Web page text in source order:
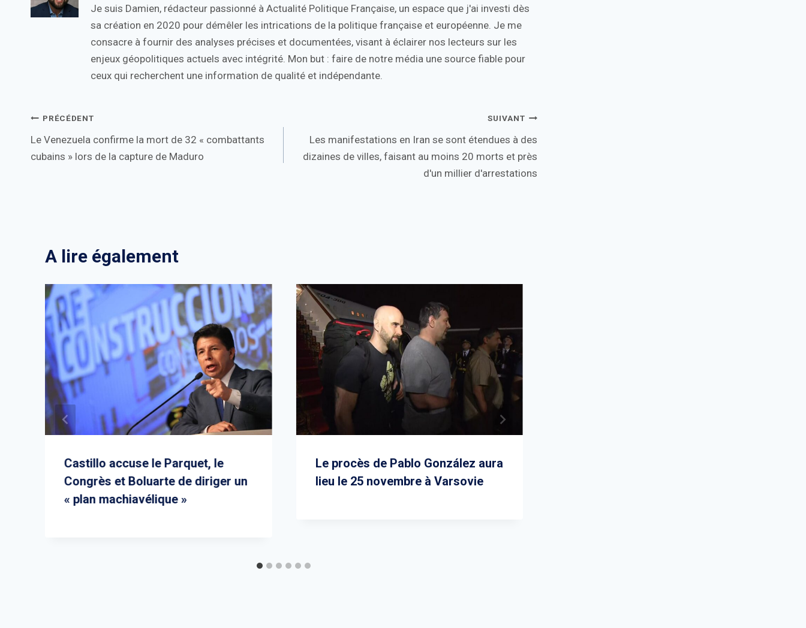
Je suis Damien, rédacteur passionné à Actualité Politique Française, un espace que j'ai investi dès
sa création en 2020 pour démêler les intrications de la politique française et européenne. Je me
consacre à fournir des analyses précises et documentées, visant à éclairer nos lecteurs sur les
enjeux géopolitiques actuels avec intégrité. Mon but : faire de notre média une source fiable pour
ceux qui recherchent une information de qualité et indépendante.
Navigation
de
PRÉCÉDENT
Le Venezuela confirme la mort de 32 « combattants
cubains » lors de la capture de Maduro
SUIVANT
Les manifestations en Iran se sont étendues à des
dizaines de villes, faisant au moins 20 morts et près
d'un millier d'arrestations
A lire également
Castillo accuse le Parquet, le
Congrès et Boluarte de diriger un
« plan machiavélique »
Le procès de Pablo González aura
lieu le 25 novembre à Varsovie